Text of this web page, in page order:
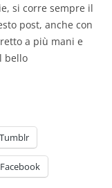
si corre sempre il
post, anche con
a più mani e
bello
Tumblr
Facebook